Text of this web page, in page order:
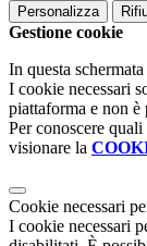
Personalizza
Gestione cookie
In questa
I cookie necessari
piattaforma e non
Per conoscere
visionare la
Cookie necessari
I cookie necessari